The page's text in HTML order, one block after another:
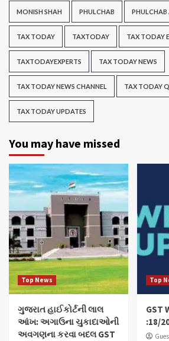
MONISH SHAH PHULCHAB PHULCHAB
TAX TODAY TAXTODAY TAX TODAY
TAXTODAYEXPERTS TAX TODAY NEWS
TAX TODAY NEWS CHANNEL TAX TODAY
TAX TODAY UPDATES
You may have missed
Top News
ગુજરાત હાઈકોર્ટની લાલ
આંખ: અગાઉના ચુકાદાઓની
અવગણના કરવા બદલ GST
Top
GST
:18/